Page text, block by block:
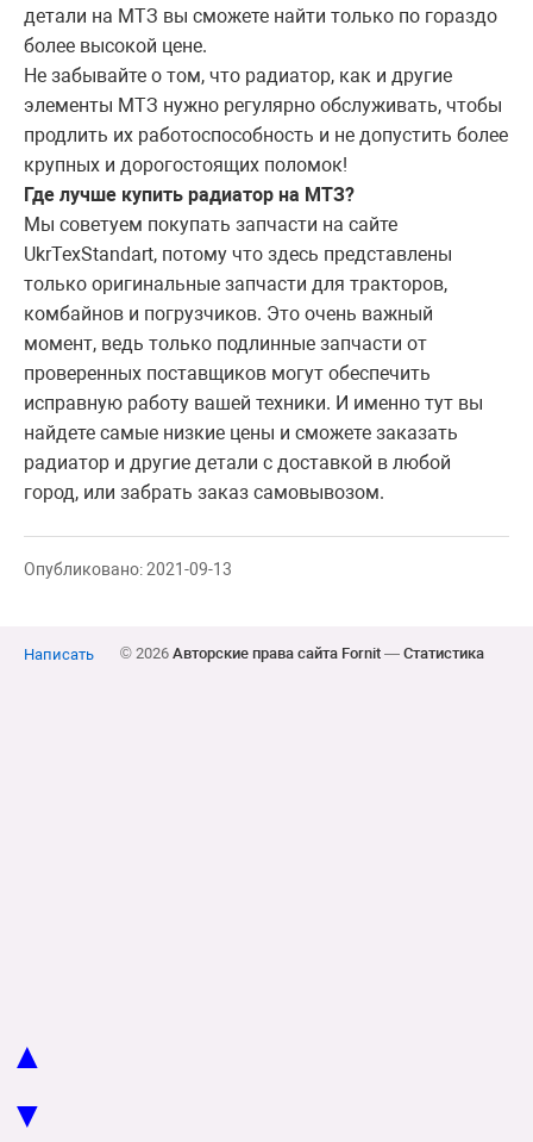
детали на МТЗ вы сможете найти только по гораздо
более высокой цене.
Не забывайте о том, что радиатор, как и другие
элементы МТЗ нужно регулярно обслуживать, чтобы
продлить их работоспособность и не допустить более
крупных и дорогостоящих поломок!
Где лучше купить радиатор на МТЗ?
Мы советуем покупать запчасти на сайте
UkrTexStandart, потому что здесь представлены
только оригинальные запчасти для тракторов,
комбайнов и погрузчиков. Это очень важный
момент, ведь только подлинные запчасти от
проверенных поставщиков могут обеспечить
исправную работу вашей техники. И именно тут вы
найдете самые низкие цены и сможете заказать
радиатор и другие детали с доставкой в любой
город, или забрать заказ самовывозом.
Опубликовано: 2021-09-13
Написать © 2026 Авторские права сайта Fornit— Статистика
▲
▼